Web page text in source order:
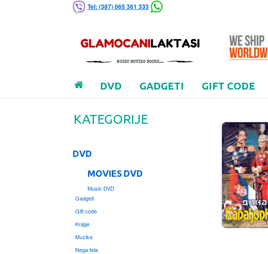
Tel: (387) 065 361 333
DVD GADGETI GIFT CODE
KATEGORIJE
DVD
MOVIES DVD
Music DVD
Gadgeti
Gift code
Knjige
Muzika
Nega tela